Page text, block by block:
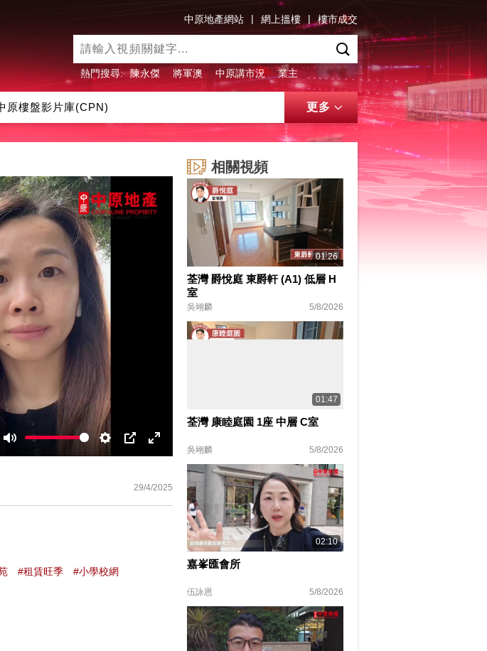
中原地產網站 | 網上搵樓 | 樓市成交
熱門搜尋: 陳永傑 將軍澳 中原講市況 業主
原樓盤影片庫(CPN) 更多
fullscreen
29/4/2025
#租賃旺季
#小學校網
相關視頻
01:26
荃灣 爵悅庭 東爵軒 (A1) 低層 H
室
吳翊麟 5/8/2026
01:47
荃灣 康睦庭園 1座 中層 C室
吳翊麟 5/8/2026
02:10
嘉峯匯會所
伍詠恩 5/8/2026